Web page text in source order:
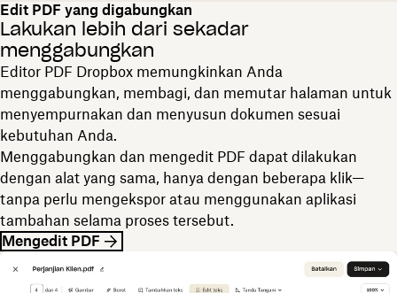
Edit PDF yang digabungkan
Lakukan lebih dari sekadar
menggabungkan
Editor PDF Dropbox memungkinkan Anda
menggabungkan, membagi, dan memutar halaman untuk
menyempurnakan dan menyusun dokumen sesuai
kebutuhan Anda.
Menggabungkan dan mengedit PDF dapat dilakukan
dengan alat yang sama, hanya dengan beberapa klik—
tanpa perlu mengekspor atau menggunakan aplikasi
tambahan selama proses tersebut.
Mengedit PDF